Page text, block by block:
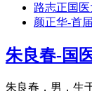
路志正国
颜正华-首
朱良春-国
朱良春，男，生